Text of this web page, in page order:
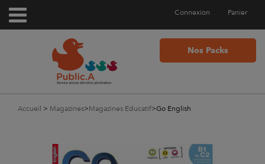
Panier
Connexion
Nos Packs
Accueil > Magazines>Magazines Educatif>Go English